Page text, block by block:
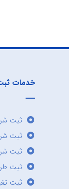
خدمات
ثبت
ثبت
ثبت
ثبت
ثبت